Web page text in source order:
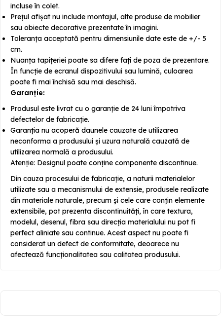
incluse în colet.
Prețul afișat nu include montajul, alte produse de mobilier
sau obiecte decorative prezentate în imagini.
Toleranța acceptată pentru dimensiunile date este de +/- 5
cm.
Nuanța tapițeriei poate sa difere fațî de poza de prezentare.
În funcție de ecranul dispozitivului sau lumină, culoarea
poate fi mai închisă sau mai deschisă.
Garanție:
Produsul este livrat cu o garanție de 24 luni împotriva
defectelor de fabricație.
Garanția nu acoperă daunele cauzate de utilizarea
neconforma a produsului și uzura naturală cauzată de
utilizarea normală a produsului.
Atenție: Designul poate conține componente discontinue.
Din cauza procesului de fabricație, a naturii materialelor
utilizate sau a mecanismului de extensie, produsele realizate
din materiale naturale, precum și cele care conțin elemente
extensibile, pot prezenta discontinuități, în care textura,
modelul, desenul, fibra sau direcția materialului nu pot fi
perfect aliniate sau continue. Acest aspect nu poate fi
considerat un defect de conformitate, deoarece nu
afectează funcționalitatea sau calitatea produsului.